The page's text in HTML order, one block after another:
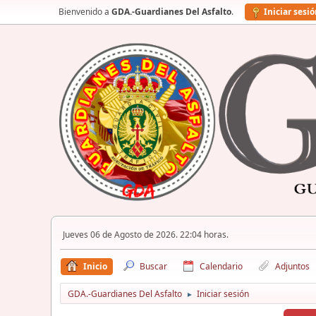
Bienvenido a GDA.-Guardianes Del Asfalto. Iniciar
Jueves 06 de Agosto de 2026. 22:04 horas.
Inicio Buscar Calendario Adjuntos
GDA.-Guardianes Del Asfalto ► Iniciar sesión